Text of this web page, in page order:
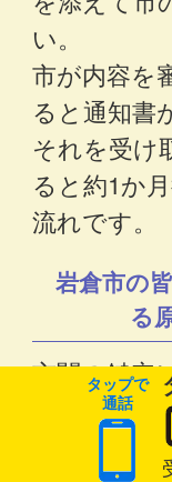
い。
市が内容を
ると通知書
それを受け
ると約1か
流れです。
岩倉市の
る
玄関の鍵穴
施錠も開
にはいく
タップで
通話